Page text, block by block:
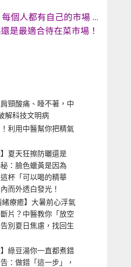
每個人都有自己的市場 …
是最適合待在菜市場！
頸酸痛、睡不著，中
解科技文明病
利用中醫幫你把精氣
】夏天狂擦防曬還是
：臉色蠟黃是因為
這杯「可以喝的精華
而外透白發光！
療癒】大暑前心浮氣
片？中醫教你「放空
別夏日焦慮，找回生
】綠豆湯你一直都煮錯
：做錯「這一步」，